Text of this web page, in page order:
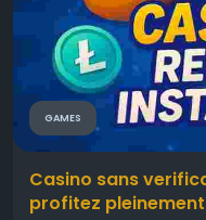
GAMES
Casino sans
profitez pleinement